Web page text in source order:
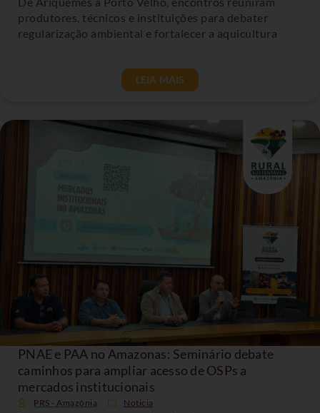
produtores, técnicos e instituições para debater
regularização ambiental e fortalecer a aquicultura
LEIA MAIS
PNAE e PAA no Amazonas: Seminário debate
caminhos para ampliar acesso de OSPs a
mercados institucionais
PRS - Amazônia Noticia